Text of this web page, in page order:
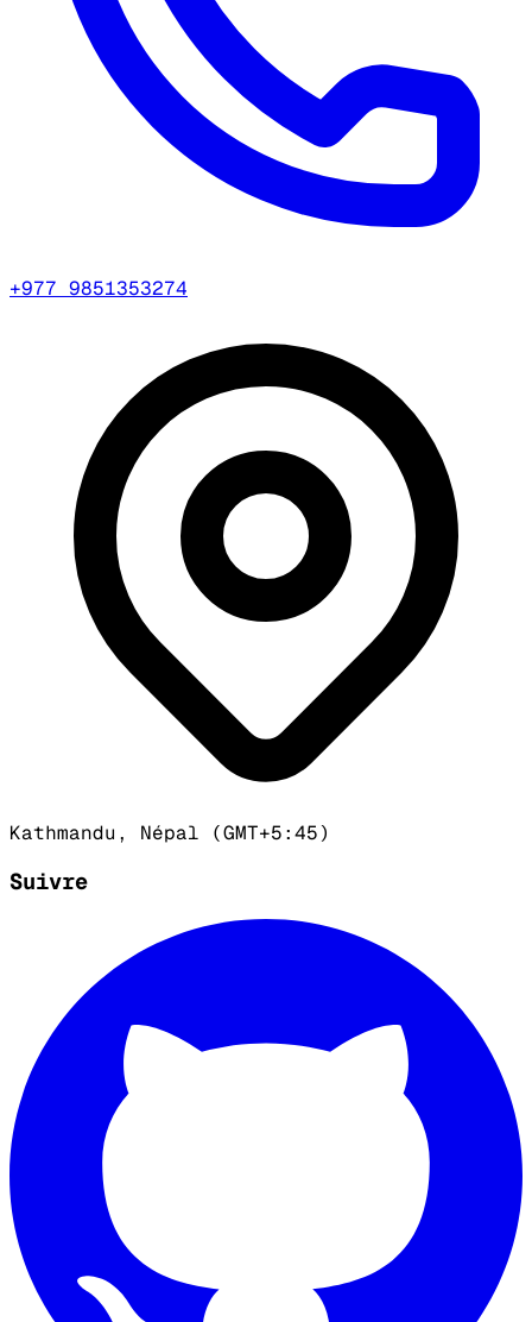
+977 9851353274
Kathmandu, Népal (GMT+5:45)
Suivre